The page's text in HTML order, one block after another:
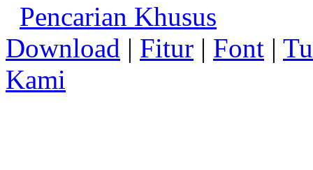
Pencarian Khusus
Download | Fitur | Font |
Kami